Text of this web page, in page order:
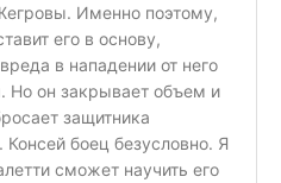
Именно поэтому,
его в основу,
в нападении от него
Но он закрывает объем и
защитника
Консей боец безусловно. Я
сможет научить его